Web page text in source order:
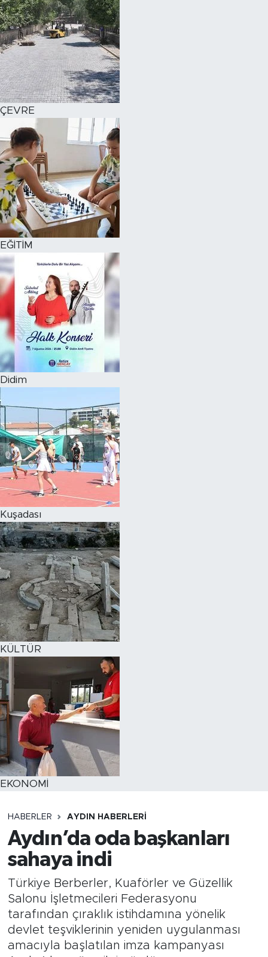
ÇEVRE
EĞİTİM
Didim
Kuşadası
KÜLTÜR
EKONOMİ
HABERLER AYDIN HABERLERI
Aydın’da oda başkanları
sahaya indi
Türkiye Berberler, Kuaförler ve Güzellik
Salonu İşletmecileri Federasyonu
tarafından çıraklık istihdamına yönelik
devlet teşviklerinin yeniden uygulanması
amacıyla başlatılan imza kampanyası